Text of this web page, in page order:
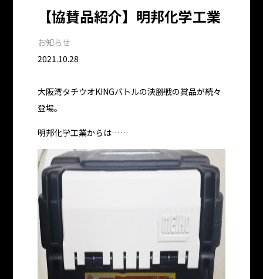
【協賛品紹介】明邦化学工業
お知らせ
2021.10.28
大阪湾タチウオKINGバトルの決勝戦の賞品が続々
登場。
明邦化学工業からは……